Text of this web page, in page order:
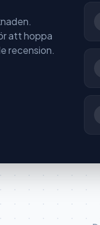
att hoppa
recension.